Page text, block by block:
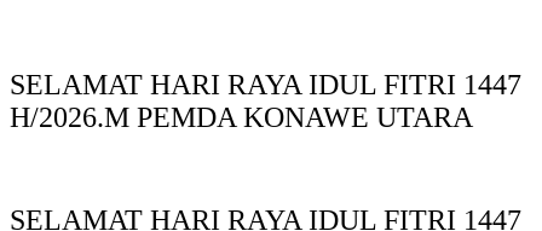
SELAMAT HARI RAYA IDUL FITRI 1447
H/2026.M PEMDA KONAWE UTARA
SELAMAT HARI RAYA IDUL FITRI 1447